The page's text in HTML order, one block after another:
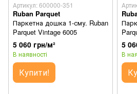
Артикул: 600000-351
Ruban Parquet
Паркетна дошка 1-сму. Ruban
Parquet Vintage 6005
5 060 грн/м²
В наявності
Купити!
5
В